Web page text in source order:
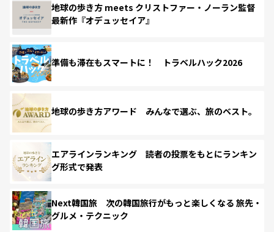
地球の歩き方 meets クリストファー・ノーラン監督
最新作『オデュッセイア』
準備も滞在もスマートに！ トラベルハック2026
地球の歩き方アワード みんなで選ぶ、旅のベスト。
エアラインランキング 読者の投票をもとにランキン
グ形式で発表
Next韓国旅 次の韓国旅行がもっと楽しくなる 旅先・
グルメ・テクニック